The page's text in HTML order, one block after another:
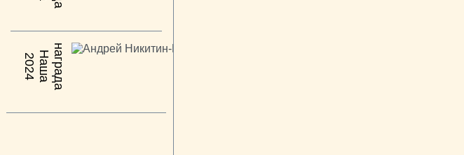
2024 Н
а
ш
ан
а
г
р
а
да